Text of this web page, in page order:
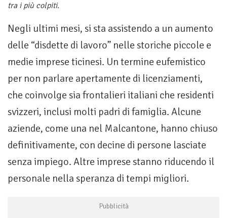
tra i più colpiti.
Negli ultimi mesi, si sta assistendo a un aumento
delle “disdette di lavoro” nelle storiche piccole e
medie imprese ticinesi. Un termine eufemistico
per non parlare apertamente di licenziamenti,
che coinvolge sia frontalieri italiani che residenti
svizzeri, inclusi molti padri di famiglia. Alcune
aziende, come una nel Malcantone, hanno chiuso
definitivamente, con decine di persone lasciate
senza impiego. Altre imprese stanno riducendo il
personale nella speranza di tempi migliori.